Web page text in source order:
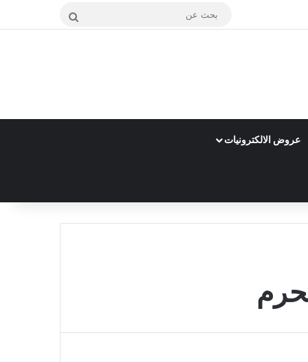
بحث
عروض الالكترونيات